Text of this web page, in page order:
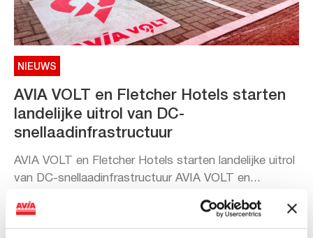
NIEUWS
AVIA VOLT en Fletcher Hotels starten
landelijke uitrol van DC-
snellaadinfrastructuur
AVIA VOLT en Fletcher Hotels starten landelijke uitrol
van DC-snellaadinfrastructuur AVIA VOLT en...